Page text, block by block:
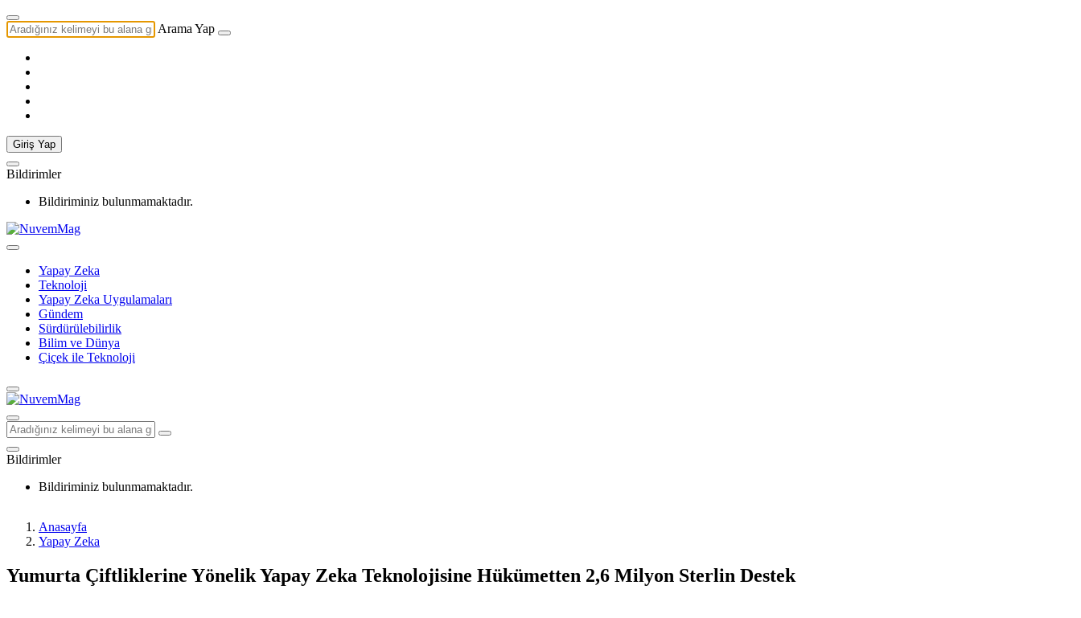
Arama Yap
Giriş Yap
Bildirimler
Bildiriminiz bulunmamaktadır.
Yapay Zeka
Teknoloji
Yapay Zeka Uygulamaları
Gündem
Sürdürülebilirlik
Bilim ve Dünya
Çiçek ile Teknoloji
Bildirimler
Bildiriminiz bulunmamaktadır.
Anasayfa
Yapay Zeka
Yumurta Çiftliklerine Yönelik Yapay Zeka Teknolojisine Hükümetten 2,6 Milyon Sterlin Destek